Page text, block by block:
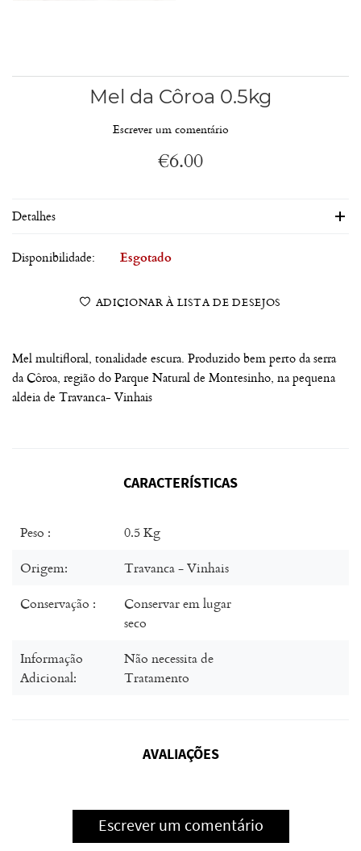
Mel da Côroa 0.5kg
Escrever um comentário
€6.00
Detalhes
Disponibilidade: Esgotado
ADICIONAR À LISTA DE DESEJOS
Mel multifloral, tonalidade escura. Produzido bem perto da serra
da Côroa, região do Parque Natural de Montesinho, na pequena
aldeia de Travanca- Vinhais
CARACTERÍSTICAS
Peso :
0.5 Kg
Origem:
Travanca - Vinhais
Conservação :
Conservar em lugar
seco
Informação
Adicional:
Não necessita de
Tratamento
AVALIAÇÕES
Escrever um comentário